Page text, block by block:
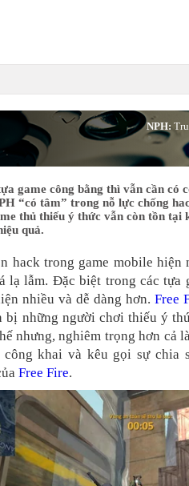
NPH:
game công bằng thì vẫn cần có
“có tâm” trong nỗ lực chống
thủ thiếu ý thức vẫn còn tồn tại
quả.
hack trong game mobile
lạ lẫm. Đặc biệt trong các tựa
nhiều và dễ dàng hơn. Free
bị những người chơi thiếu ý
nhưng, nghiêm trọng hơn cả
công khai và kêu gọi sự chia
Free Fire.